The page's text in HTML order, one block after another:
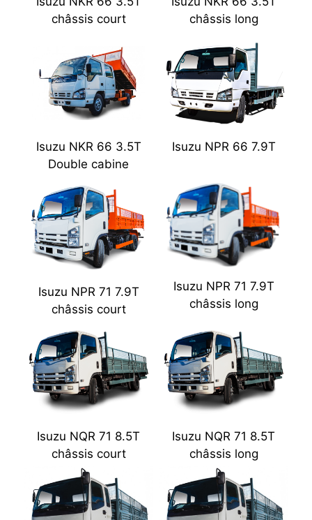
châssis court
châssis long
Isuzu NKR 66 3.5T
Double cabine
Isuzu NPR 66 7.9T
Isuzu NPR 71 7.9T
châssis court
Isuzu NPR 71 7.9T
châssis long
Isuzu NQR 71 8.5T
châssis court
Isuzu NQR 71 8.5T
châssis long